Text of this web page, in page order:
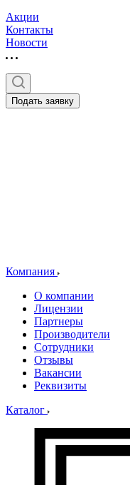
Акции
Контакты
Новости
Подать заявку
Компания
О компании
Лицензии
Партнеры
Производители
Сотрудники
Отзывы
Вакансии
Реквизиты
Каталог